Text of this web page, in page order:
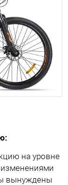
на уровне
вынуждены